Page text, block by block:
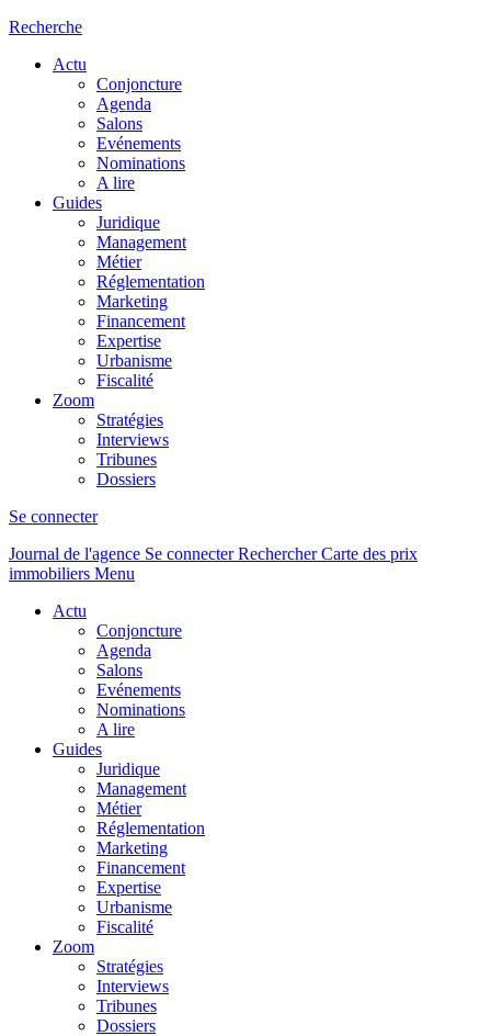
Recherche
Actu
Conjoncture
Agenda
Salons
Evénements
Nominations
A lire
Guides
Juridique
Management
Métier
Réglementation
Marketing
Financement
Expertise
Urbanisme
Fiscalité
Zoom
Stratégies
Interviews
Tribunes
Dossiers
Se connecter
Journal de l'agence Se connecterRechercher Carte des prix
immobiliers Menu
Actu
Conjoncture
Agenda
Salons
Evénements
Nominations
A lire
Guides
Juridique
Management
Métier
Réglementation
Marketing
Financement
Expertise
Urbanisme
Fiscalité
Zoom
Stratégies
Interviews
Tribunes
Dossiers